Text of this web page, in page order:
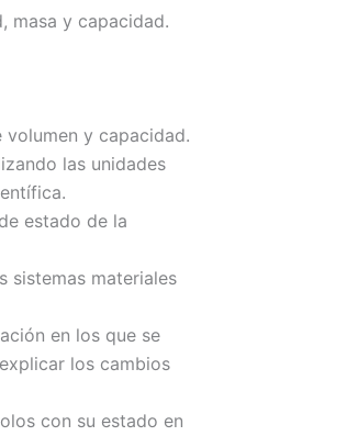
masa y capacidad.
y capacidad.
las unidades
estado de la
sistemas materiales
en los que se
los cambios
con su estado en